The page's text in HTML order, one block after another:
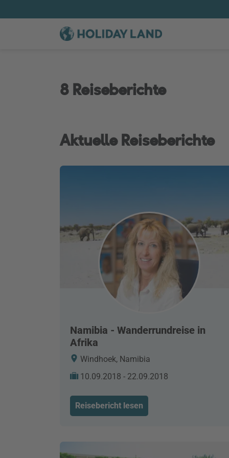
8 Reiseberichte
Aktuelle Reiseberichte
Namibia - Wanderrundreise in
Afrika
Windhoek, Namibia
10.09.2018 - 22.09.2018
Reisebericht lesen